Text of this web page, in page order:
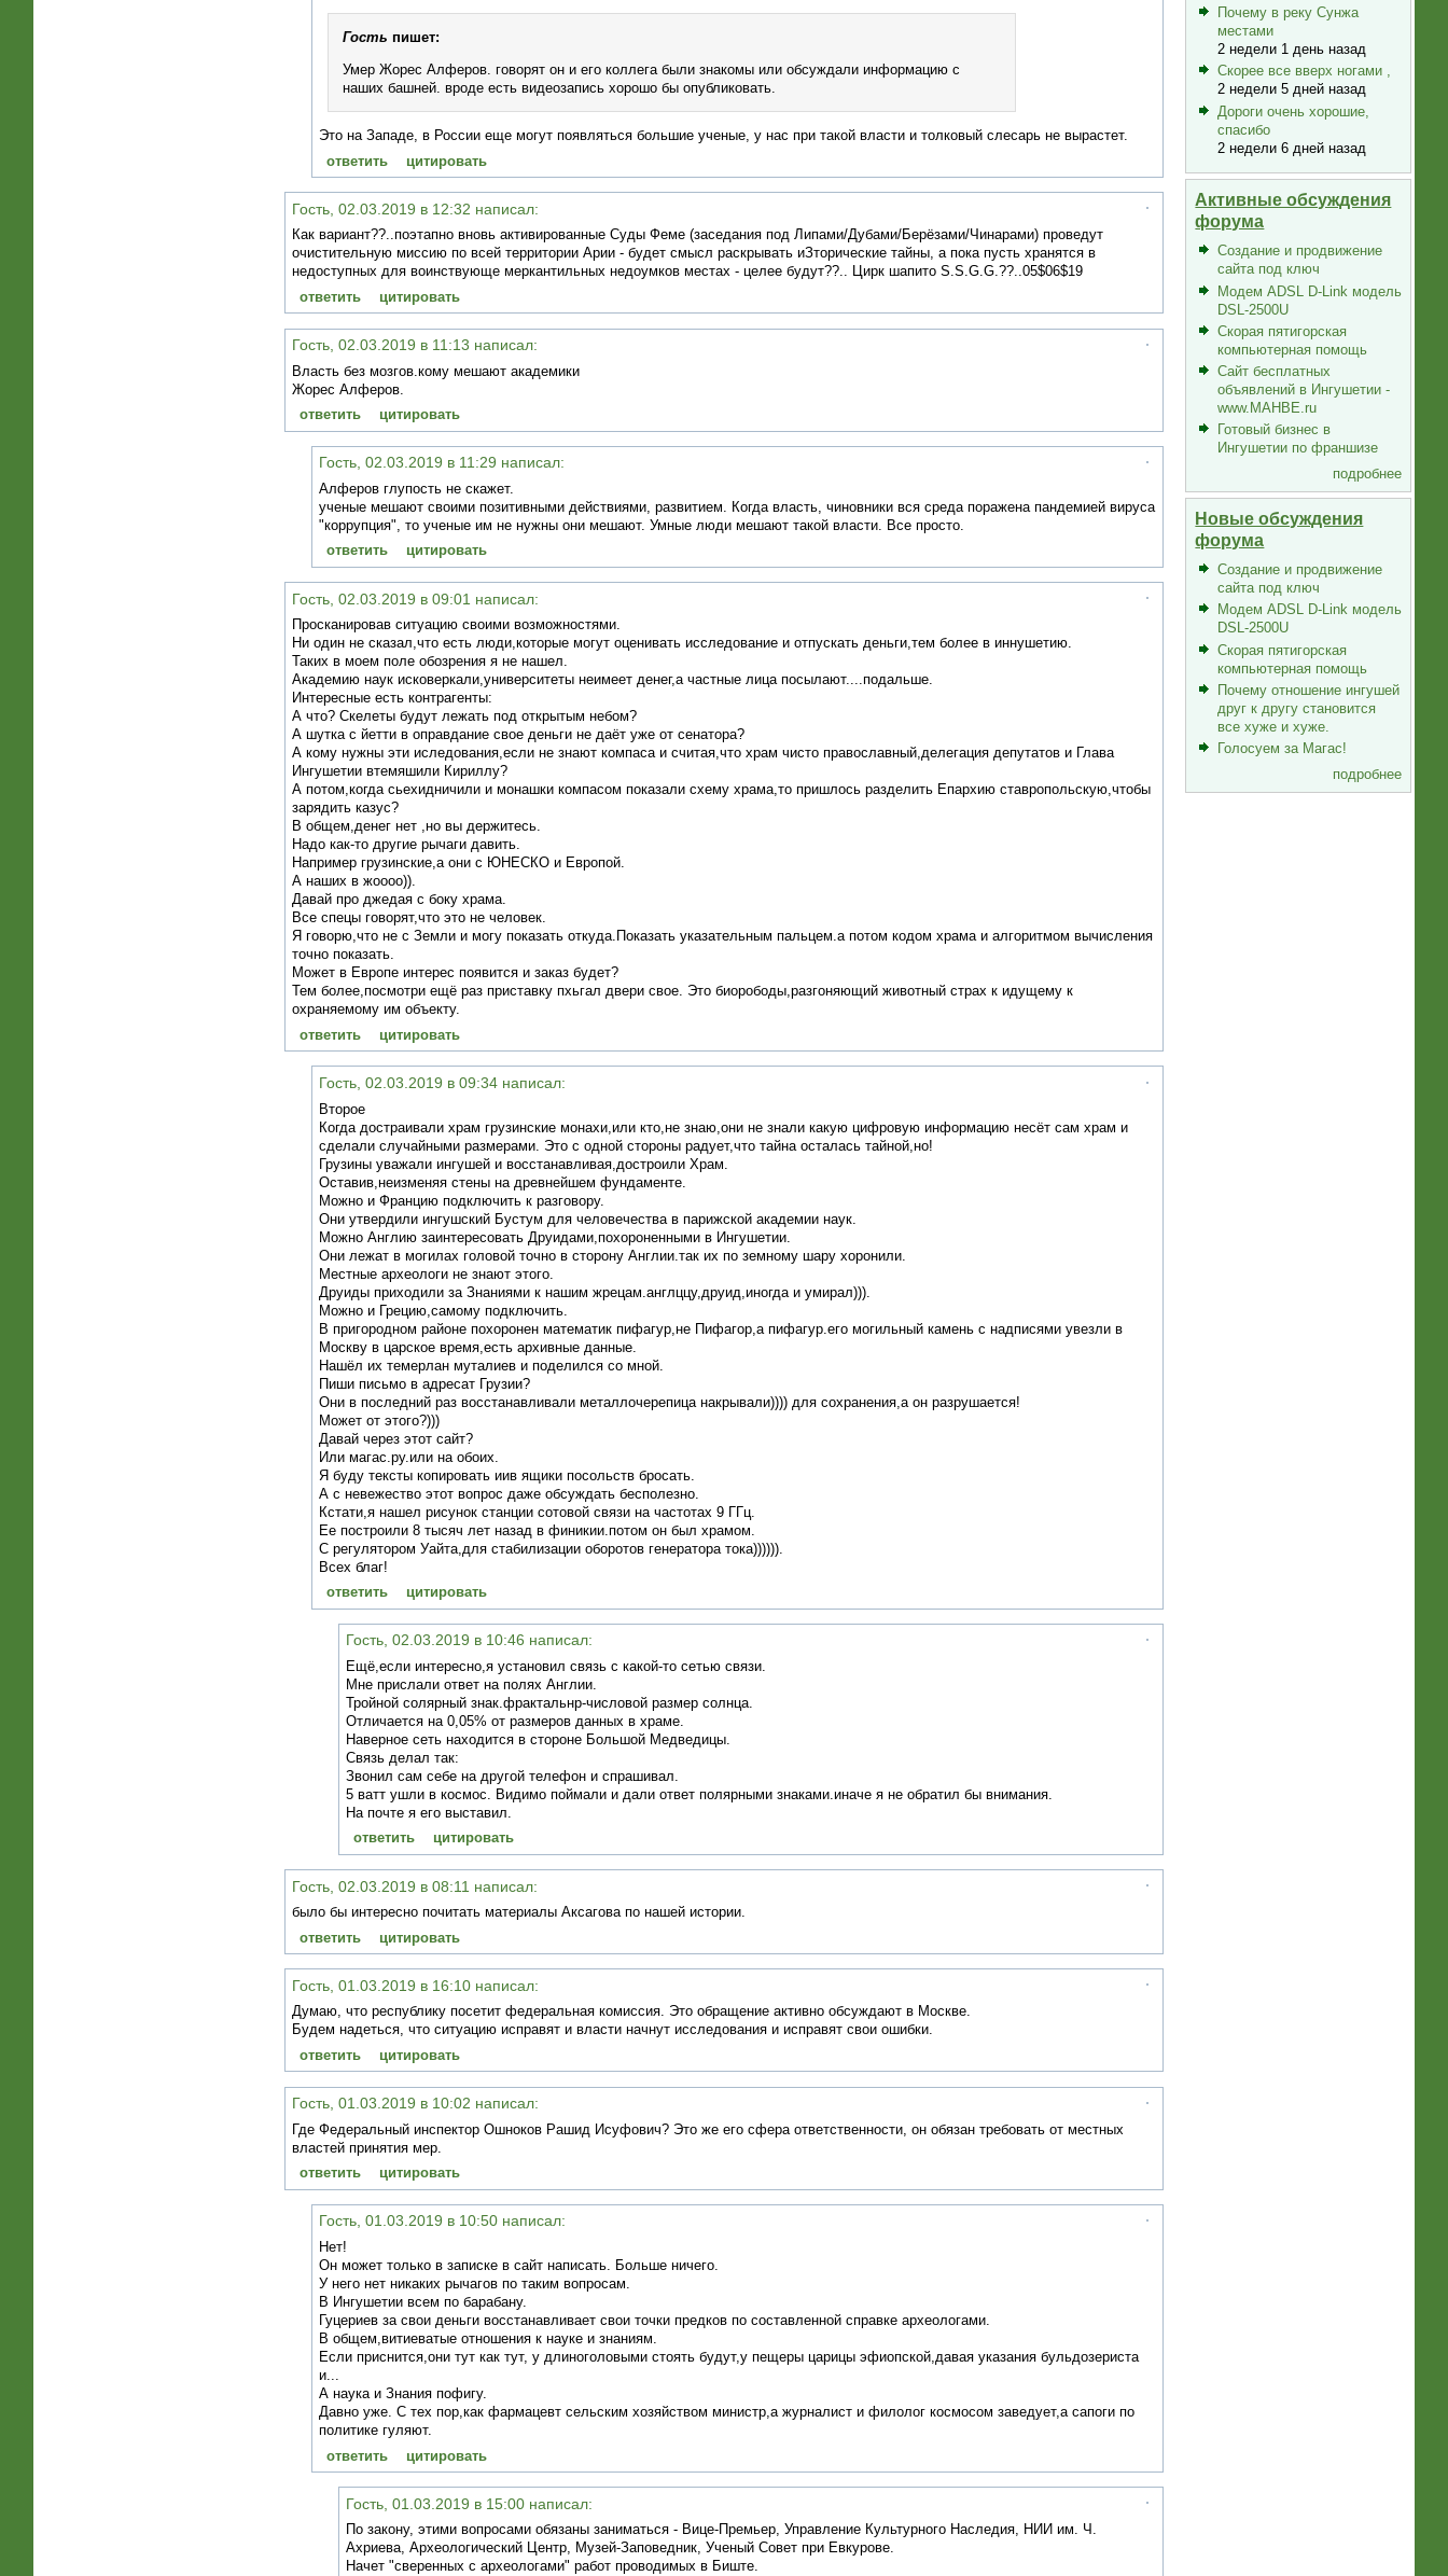
Гость пишет:
Умер Жорес Алферов. говорят он и его коллега были знакомы или обсуждали информацию с
наших башней. вроде есть видеозапись хорошо бы опубликовать.
Это на Западе, в России еще могут появляться большие ученые, у нас при такой власти и толковый слесарь не вырастет.
ответить
цитировать
Гость, 02.03.2019 в 12:32 написал:
Как вариант??..поэтапно вновь активированные Суды Феме (заседания под Липами/Дубами/Берёзами/Чинарами) проведут
очистительную миссию по всей территории Арии - будет смысл раскрывать иЗторические тайны, а пока пусть хранятся в
недоступных для воинствующе меркантильных недоумков местах - целее будут??.. Цирк шапито S.S.G.G.??..05$06$19
ответить
цитировать
Гость, 02.03.2019 в 11:13 написал:
Власть без мозгов.кому мешают академики
Жорес Алферов.
ответить
цитировать
Гость, 02.03.2019 в 11:29 написал:
Алферов глупость не скажет.
ученые мешают своими позитивными действиями, развитием. Когда власть, чиновники вся среда поражена пандемией вируса
"коррупция", то ученые им не нужны они мешают. Умные люди мешают такой власти. Все просто.
ответить
цитировать
Гость, 02.03.2019 в 09:01 написал:
Просканировав ситуацию своими возможностями.
Ни один не сказал,что есть люди,которые могут оценивать исследование и отпускать деньги,тем более в иннушетию.
Таких в моем поле обозрения я не нашел.
Академию наук исковеркали,университеты неимеет денег,а частные лица посылают....подальше.
Интересные есть контрагенты:
А что? Скелеты будут лежать под открытым небом?
А шутка с йетти в оправдание свое деньги не даёт уже от сенатора?
А кому нужны эти иследования,если не знают компаса и считая,что храм чисто православный,делегация депутатов и Глава
Ингушетии втемяшили Кириллу?
А потом,когда сьехидничили и монашки компасом показали схему храма,то пришлось разделить Епархию ставропольскую,чтобы
зарядить казус?
В общем,денег нет ,но вы держитесь.
Надо как-то другие рычаги давить.
Например грузинские,а они с ЮНЕСКО и Европой.
А наших в жоооо)).
Давай про джедая с боку храма.
Все спецы говорят,что это не человек.
Я говорю,что не с Земли и могу показать откуда.Показать указательным пальцем.а потом кодом храма и алгоритмом вычисления
точно показать.
Может в Европе интерес появится и заказ будет?
Тем более,посмотри ещё раз приставку пхьгал двери свое. Это биорободы,разгоняющий животный страх к идущему к
охраняемому им объекту.
ответить
цитировать
Гость, 02.03.2019 в 09:34 написал:
Второе
Когда достраивали храм грузинские монахи,или кто,не знаю,они не знали какую цифровую информацию несёт сам храм и
сделали случайными размерами. Это с одной стороны радует,что тайна осталась тайной,но!
Грузины уважали ингушей и восстанавливая,достроили Храм.
Оставив,неизменяя стены на древнейшем фундаменте.
Можно и Францию подключить к разговору.
Они утвердили ингушский Бустум для человечества в парижской академии наук.
Можно Англию заинтересовать Друидами,похороненными в Ингушетии.
Они лежат в могилах головой точно в сторону Англии.так их по земному шару хоронили.
Местные археологи не знают этого.
Друиды приходили за Знаниями к нашим жрецам.англццу,друид,иногда и умирал))).
Можно и Грецию,самому подключить.
В пригородном районе похоронен математик пифагур,не Пифагор,а пифагур.его могильный камень с надписями увезли в
Москву в царское время,есть архивные данные.
Нашёл их темерлан муталиев и поделился со мной.
Пиши письмо в адресат Грузии?
Они в последний раз восстанавливали металлочерепица накрывали)))) для сохранения,а он разрушается!
Может от этого?)))
Давай через этот сайт?
Или магас.ру.или на обоих.
Я буду тексты копировать иив ящики посольств бросать.
А с невежество этот вопрос даже обсуждать бесполезно.
Кстати,я нашел рисунок станции сотовой связи на частотах 9 ГГц.
Ее построили 8 тысяч лет назад в финикии.потом он был храмом.
С регулятором Уайта,для стабилизации оборотов генератора тока)))))).
Всех благ!
ответить
цитировать
Гость, 02.03.2019 в 10:46 написал:
Ещё,если интересно,я установил связь с какой-то сетью связи.
Мне прислали ответ на полях Англии.
Тройной солярный знак.фрактальнр-числовой размер солнца.
Отличается на 0,05% от размеров данных в храме.
Наверное сеть находится в стороне Большой Медведицы.
Связь делал так:
Звонил сам себе на другой телефон и спрашивал.
5 ватт ушли в космос. Видимо поймали и дали ответ полярными знаками.иначе я не обратил бы внимания.
На почте я его выставил.
ответить
цитировать
Гость, 02.03.2019 в 08:11 написал:
было бы интересно почитать материалы Аксагова по нашей истории.
ответить
цитировать
Гость, 01.03.2019 в 16:10 написал:
Думаю, что республику посетит федеральная комиссия. Это обращение активно обсуждают в Москве.
Будем надеться, что ситуацию исправят и власти начнут исследования и исправят свои ошибки.
ответить
цитировать
Гость, 01.03.2019 в 10:02 написал:
Где Федеральный инспектор Ошноков Рашид Исуфович? Это же его сфера ответственности, он обязан требовать от местных
властей принятия мер.
ответить
цитировать
Гость, 01.03.2019 в 10:50 написал:
Нет!
Он может только в записке в сайт написать. Больше ничего.
У него нет никаких рычагов по таким вопросам.
В Ингушетии всем по барабану.
Гуцериев за свои деньги восстанавливает свои точки предков по составленной справке археологами.
В общем,витиеватые отношения к науке и знаниям.
Если приснится,они тут как тут, у длиноголовыми стоять будут,у пещеры царицы эфиопской,давая указания бульдозериста
и...
А наука и Знания пофигу.
Давно уже. С тех пор,как фармацевт сельским хозяйством министр,а журналист и филолог космосом заведует,а сапоги по
политике гуляют.
ответить
цитировать
Гость, 01.03.2019 в 15:00 написал:
По закону, этими вопросами обязаны заниматься - Вице-Премьер, Управление Культурного Наследия, НИИ им. Ч.
Ахриева, Археологический Центр, Музей-Заповедник, Ученый Совет при Евкурове.
Начет "сверенных с археологами" работ проводимых в Биште.
Почему в реку Сунжа
местами
2 недели 1 день назад
Скорее все вверх ногами ,
2 недели 5 дней назад
Дороги очень хорошие,
спасибо
2 недели 6 дней назад
Активные обсуждения
форума
Создание и продвижение
сайта под ключ
Модем ADSL D-Link модель
DSL-2500U
Скорая пятигорская
компьютерная помощь
Сайт бесплатных
объявлений в Ингушетии -
www.MAHBE.ru
Готовый бизнес в
Ингушетии по франшизе
подробнее
Новые обсуждения
форума
Создание и продвижение
сайта под ключ
Модем ADSL D-Link модель
DSL-2500U
Скорая пятигорская
компьютерная помощь
Почему отношение ингушей
друг к другу становится
все хуже и хуже.
Голосуем за Магас!
подробнее